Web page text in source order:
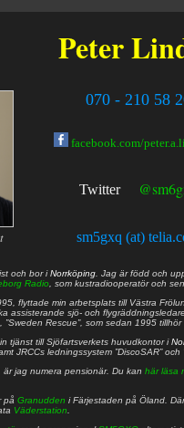
Peter
070 - 210 58
facebook.com/
Twitter
sm5gxq (at)
och bor iNorrköping . Jag är född och
Radio , som kustradiooperatör och
flyttade min arbetsplats till Västra
assisterande sjö- och
, ”Sweden Rescue”, som sedan 1995 tillhör
tjänst till Sjöfartsverkets huvudkontor i
JRCCs ledningssystem ”DiscoSAR”
jag numera pensionär. Du kan här läsa
på Granudden i Färjestaden på Öland.
Väderstation